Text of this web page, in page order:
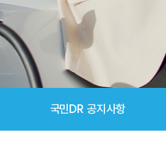
국민DR 공지사항